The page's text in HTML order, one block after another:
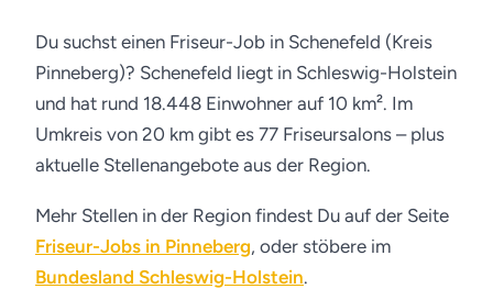
Du suchst einen Friseur-Job in Schenefeld (Kreis
Pinneberg)? Schenefeld liegt in Schleswig-Holstein
und hat rund 18.448 Einwohner auf 10 km². Im
Umkreis von 20 km gibt es 77 Friseursalons – plus
aktuelle Stellenangebote aus der Region.
Mehr Stellen in der Region findest Du auf der Seite
Friseur-Jobs in Pinneberg, oder stöbere im
Bundesland Schleswig-Holstein.